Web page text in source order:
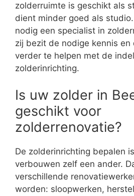
zolderruimte is geschikt als
dient minder goed als
nodig een specialist in
zij bezit de nodige kennis en
verder te helpen met de
zolderinrichting.
Is uw zolder in
geschikt voor
zolderrenovatie?
De zolderinrichting bepalen
verbouwen zelf een ander.
verschillende
worden: sloopwerken,